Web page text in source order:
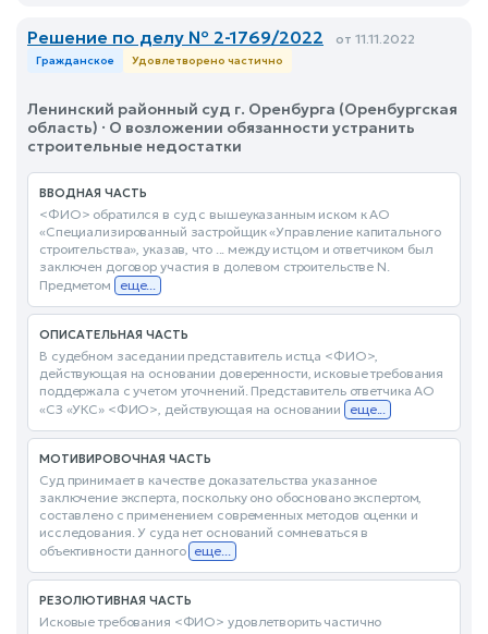
Решение по делу № 2-1769/2022 от 11.11.2022
Гражданское Удовлетворено частично
Ленинский районный суд г. Оренбурга (Оренбургская
область) · О возложении обязанности устранить
строительные недостатки
ВВОДНАЯ ЧАСТЬ
<ФИО> обратился в суд с вышеуказанным иском к АО
«Специализированный застройщик «Управление капитального
строительства», указав, что ... между истцом и ответчиком был
заключен договор участия в долевом строительстве N.
Предметом
еще...
ОПИСАТЕЛЬНАЯ ЧАСТЬ
В судебном заседании представитель истца <ФИО>,
действующая на основании доверенности, исковые требования
поддержала с учетом уточнений. Представитель ответчика АО
«СЗ «УКС» <ФИО>, действующая на основании
еще...
МОТИВИРОВОЧНАЯ ЧАСТЬ
Суд принимает в качестве доказательства указанное
заключение эксперта, поскольку оно обосновано экспертом,
составлено с применением современных методов оценки и
исследования. У суда нет оснований сомневаться в
объективности данного еще...
РЕЗОЛЮТИВНАЯ ЧАСТЬ
Исковые требования <ФИО> удовлетворить частично